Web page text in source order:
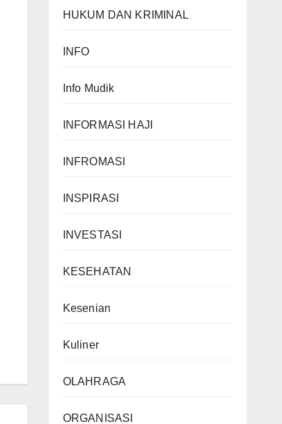
HUKUM DAN KRIMINAL
INFO
Info Mudik
INFORMASI HAJI
INFROMASI
INSPIRASI
INVESTASI
KESEHATAN
Kesenian
Kuliner
OLAHRAGA
ORGANISASI